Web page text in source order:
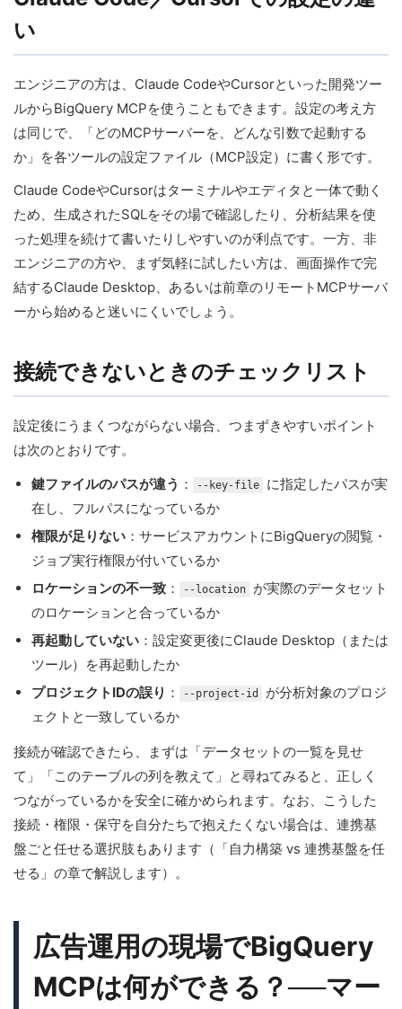
い
エンジニアの方は、Claude CodeやCursorといった開発ツー
ルからBigQuery MCPを使うこともできます。設定の考え方
は同じで、「どのMCPサーバーを、どんな引数で起動する
か」を各ツールの設定ファイル（MCP設定）に書く形です。
Claude CodeやCursorはターミナルやエディタと一体で動く
ため、生成されたSQLをその場で確認したり、分析結果を使
った処理を続けて書いたりしやすいのが利点です。一方、非
エンジニアの方や、まず気軽に試したい方は、画面操作で完
結するClaude Desktop、あるいは前章のリモートMCPサーバ
ーから始めると迷いにくいでしょう。
接続できないときのチェックリスト
設定後にうまくつながらない場合、つまずきやすいポイント
は次のとおりです。
鍵ファイルのパスが違う ： --key-file
に指定したパスが実
在し、フルパスになっているか
権限が足りない ：サービスアカウントにBigQueryの閲覧・
ジョブ実行権限が付いているか
ロケーションの不一致 ： --location
が実際のデータセット
のロケーションと合っているか
再起動していない ：設定変更後にClaude Desktop（または
ツール）を再起動したか
プロジェクトIDの誤り ： --project-id
が分析対象のプロジ
ェクトと一致しているか
接続が確認できたら、まずは「データセットの一覧を見せ
て」「このテーブルの列を教えて」と尋ねてみると、正しく
つながっているかを安全に確かめられます。なお、こうした
接続・権限・保守を自分たちで抱えたくない場合は、連携基
盤ごと任せる選択肢もあります（「自力構築 vs 連携基盤を任
せる」の章で解説します）。
広告運用の現場でBigQuery
MCPは何ができる？──マー